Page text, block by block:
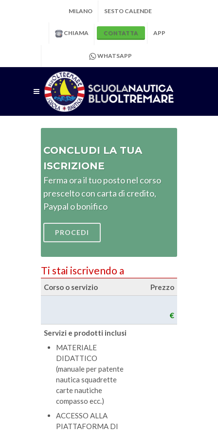
MILANO SESTO CALENDE
CHIAMA CONTATTA APP
WHATSAPP
CONCLUDI LA TUA
ISCRIZIONE
Ferma ora il tuo posto nel corso
prescelto con carta di credito,
Paypal o bonifico
PROCEDI
Ti stai iscrivendo a
Corso o servizio Prezzo
€
Servizi e prodotti inclusi
MATERIALE
DIDATTICO
(manuale per patente
nautica squadrette
carte nautiche
compasso ecc.)
ACCESSO ALLA
PIATTAFORMA DI